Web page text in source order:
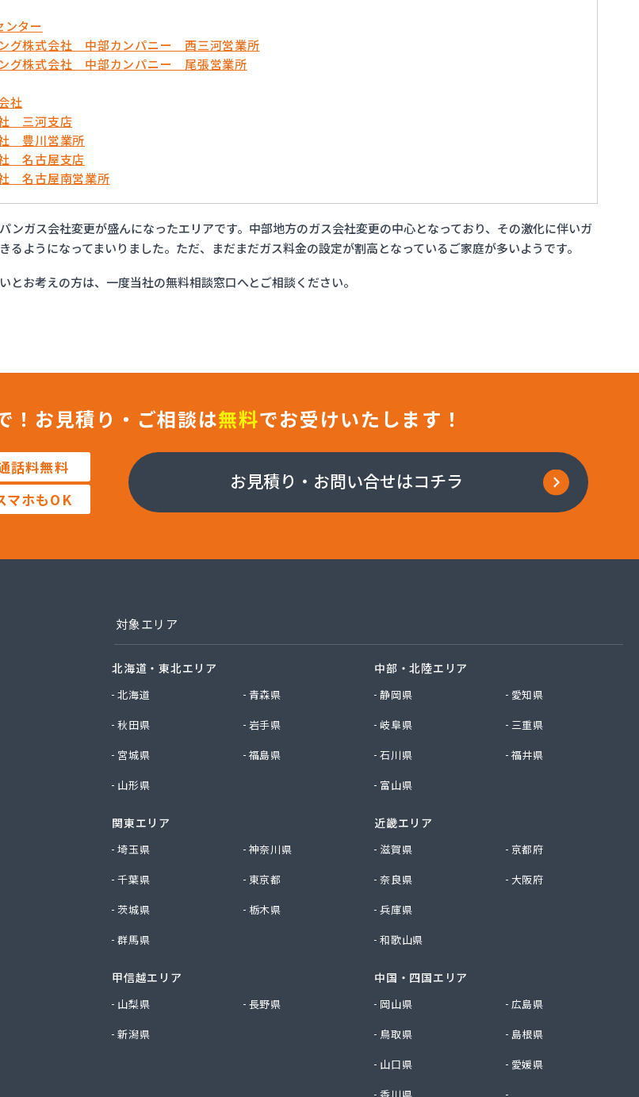
ンター
グ株式会社 中部カンパニー 西三河営業所
グ株式会社 中部カンパニー 尾張営業所
社
三河支店
豊川営業所
名古屋支店
名古屋南営業所
式会社 安城営業所
式会社 西三河支店
式会社 岡崎営業所
式会社 蒲郡営業所
式会社 知立営業所
式会社 豊川営業所
社
株式会社 ガス課
ス
城営業所
部・ホームガス
式会社 名古屋西営業所
ンガス会社変更が盛んになったエリアです。中部地方のガス会社変更の中心となっており、その激化に伴いガ
るようになってまいりました。ただ、まだまだガス料金の設定が割高となっているご家庭が多いようです。
とお考えの方は、一度当社の無料相談窓口へとご相談ください。
！ お見積り・ご相談は無料でお受けいたします！
話料無料
マホもOK
お見積り・お問い合せはコチラ
対象エリア
北海道・東北エリア
北海道
青森県
秋田県
岩手県
宮城県
福島県
山形県
関東エリア
埼玉県
神奈川県
千葉県
東京都
茨城県
栃木県
群馬県
甲信越エリア
山梨県
長野県
新潟県
中部・北陸エリア
静岡県
愛知県
岐阜県
三重県
石川県
福井県
富山県
近畿エリア
滋賀県
京都府
奈良県
大阪府
兵庫県
和歌山県
中国・四国エリア
岡山県
広島県
鳥取県
島根県
山口県
愛媛県